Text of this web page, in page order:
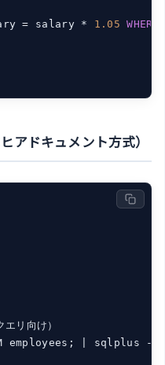
= salary * 1.05 WHERE
アドキュメント方式）
employees; | sqlplus -S